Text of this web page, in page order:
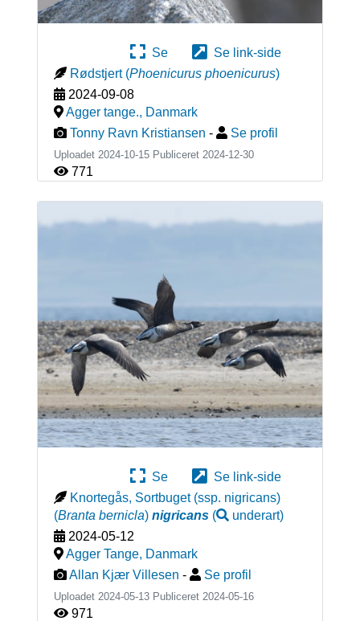
Se
Se link-side
Rødstjert (Phoenicurus phoenicurus)
2024-09-08
Agger tange., Danmark
Tonny Ravn Kristiansen - Se profil
Uploadet 2024-10-15 Publiceret 2024-12-30
771
Se
Se link-side
Knortegås, Sortbuget (ssp. nigricans)
(Branta bernicla) nigricans( underart)
2024-05-12
Agger Tange, Danmark
Allan Kjær Villesen - Se profil
Uploadet 2024-05-13 Publiceret 2024-05-16
971